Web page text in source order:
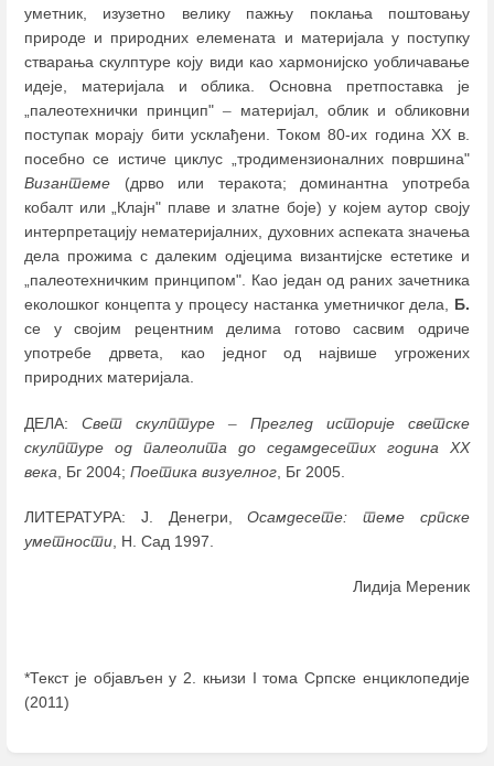
уметник, изузетно велику пажњу поклања поштовању
природе и природних елемената и материјала у поступку
стварања скулптуре коју види као хармонијско уобличавање
идеје, материјала и облика. Основна претпоставка је
„палеотехнички принцип" – материјал, облик и обликовни
поступак морају бити усклађени. Током 80-их година XX в.
посебно се истиче циклус „тродимензионалних површина"
Византеме (дрво или теракота; доминантна употреба
кобалт или „Клајн" плаве и златне боје) у којем аутор своју
интерпретацију нематеријалних, духовних аспеката значења
дела прожима с далеким одјецима византијске естетике и
„палеотехничким принципом". Као један од раних зачетника
еколошког концепта у процесу настанка уметничког дела, Б.
се у својим рецентним делима готово сасвим одриче
употребе дрвета, као једног од највише угрожених
природних материјала.
ДЕЛА: Свет скулптуре – Преглед историје светске
скулптуре од палеолита до седамдесетих година XX
века , Бг 2004; Поетика визуелног , Бг 2005.
ЛИТЕРАТУРА: Ј. Денегри,Осамдесете: теме српске
уметности , Н. Сад 1997.
Лидија Мереник
*Текст је објављен у 2. књизи I тома Српске енциклопедије
(2011)